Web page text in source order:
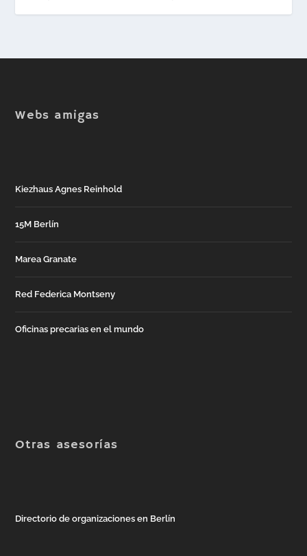
Webs amigas
Kiezhaus Agnes Reinhold
15M Berlín
Marea Granate
Red Federica Montseny
Oficinas precarias en el mundo
Otras asesorías
Directorio de organizaciones en Berlín